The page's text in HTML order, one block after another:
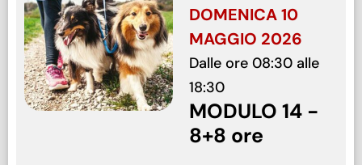
DOMENICA 10
MAGGIO 2026
Dalle ore 08:30 alle
18:30
MODULO 14 -
8+8 ore